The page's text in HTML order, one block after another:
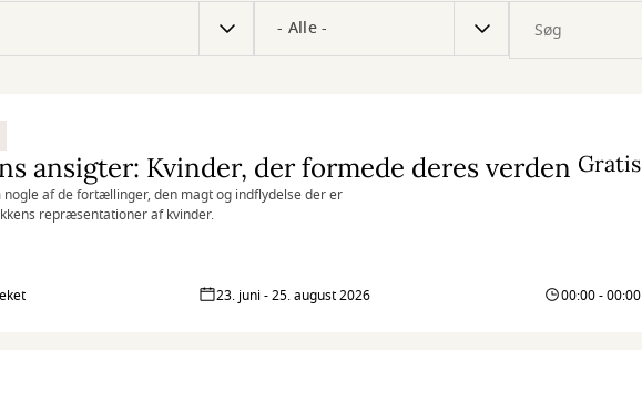
ansigter: Kvinder, der formede deres verden
nogle af de fortællinger, den magt og indflydelse der er
repræsentationer af kvinder.
Gratis
23. juni - 25. august 2026 00:00 - 00:00